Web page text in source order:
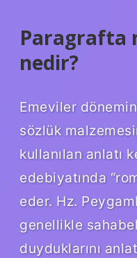
Paragrafta
nedir?
Emeviler
sözlük
kullanılan anlatı
edebiyatında
eder. Hz.
genellikle
duyduklarını